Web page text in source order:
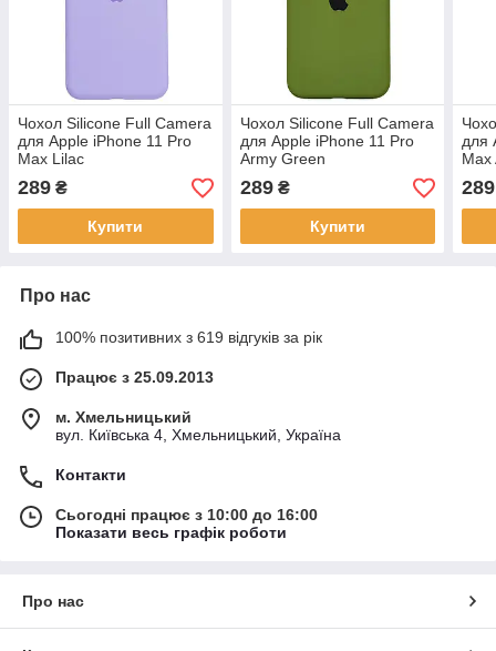
Чохол Silicone Full Camera
для Apple iPhone 11 Pro
Max Lilac
289 ₴
Купити
Чохол Silicone Full Camera
для Apple iPhone 11 Pro
Army Green
289₴
Купити
для
Max
289
Про нас
100% позитивних з 619 відгуків за рік
Працює з 25.09.2013
м. Хмельницький
вул. Київська 4, Хмельницький, Україна
Контакти
Сьогодні працює з 10:00 до 16:00
Показати весь графік роботи
Про нас